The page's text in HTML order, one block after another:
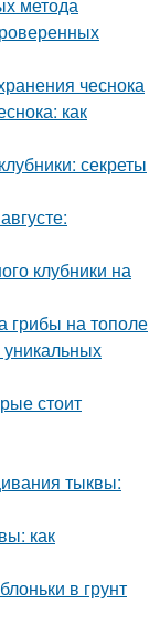
чеснока
как
секреты
клубники на
грибы на тополе
стоит
тыквы:
как
в грунт